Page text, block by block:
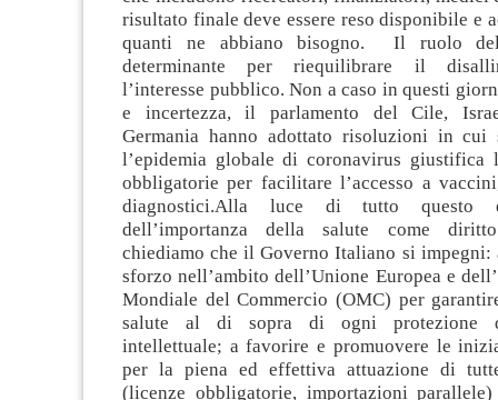
risultato finale deve essere reso disponibile e
quanti ne abbiano bisogno. Il ruolo
determinante per riequilibrare il
l’interesse pubblico. Non a caso in questi
e incertezza, il parlamento del Cile,
Germania hanno adottato risoluzioni in cui
l’epidemia globale di coronavirus giustifica
obbligatorie per facilitare l’accesso a
diagnostici.Alla luce di tutto questo
dell’importanza della salute come diritto
chiediamo che il Governo Italiano si impegni:
sforzo nell’ambito dell’Unione Europea e
Mondiale del Commercio (OMC) per
salute al di sopra di ogni protezione
intellettuale; a favorire e promuovere le
per la piena ed effettiva attuazione di
(licenze obbligatorie, importazioni